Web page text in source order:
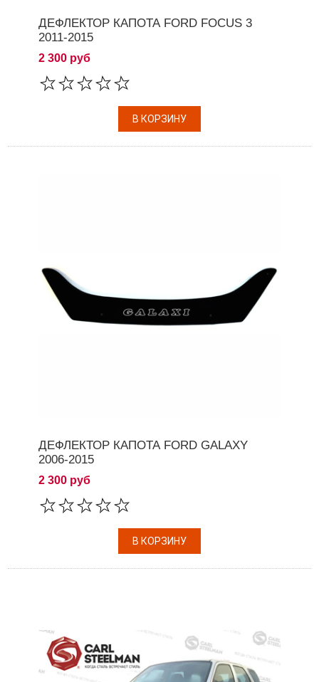
ДЕФЛЕКТОР КАПОТА FORD FOCUS 3
2011-2015
2 300 руб
ДЕФЛЕКТОР КАПОТА FORD GALAXY
2006-2015
2 300 руб